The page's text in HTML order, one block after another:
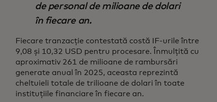
de personal de milioane de dolari
în fiecare an.
Fiecare tranzacție contestată costă IF-urile între
9,08 și 10,32 USD pentru procesare. Înmulțită cu
aproximativ 261 de milioane de rambursări
generate anual în 2025, aceasta reprezintă
cheltuieli totale de trilioane de dolari în toate
instituțiile financiare în fiecare an.